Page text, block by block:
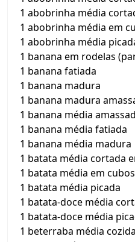
1 abobrinha média
1 abobrinha média em
1 abobrinha média
1 banana em rodelas
1 banana fatiada
1 banana madura
1 banana madura
1 banana média
1 banana média fatiada
1 banana média madura
1 batata média cortada
1 batata média em cubos
1 batata média picada
1 batata-doce média
1 batata-doce média
1 beterraba média